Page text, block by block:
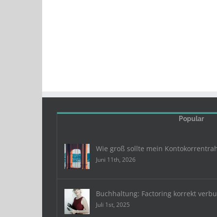
Popular
Wie groß sollte mein
Juni 11th, 2026
Buchhaltung: Factoring korrekt
Juli 1st, 2025